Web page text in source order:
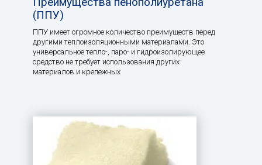
(ППУ)
ППУ имеет огромное количество преимуществ перед
другими теплоизоляционными материалами. Это
универсальное тепло-, паро- и гидроизолирующее
средство не требует использования других
материалов и крепежных